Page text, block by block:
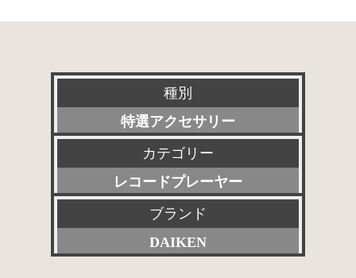
種別
特選アクセサリー
新品
委託販売品
特価品
その他委託販売品
カテゴリー
レコードプレーヤー
すべて
プリアンプ
ブランド
DAIKEN